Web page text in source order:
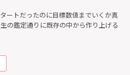
ートだったのに目標数値までいくか真
の鑑定通りに既存の中から作り上げる